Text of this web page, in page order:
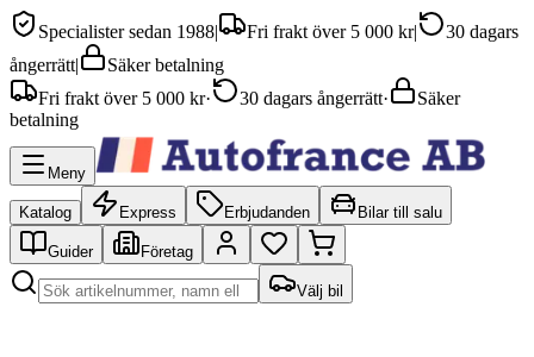
Specialister sedan 1988| Fri frakt över 5 000 kr|
30 dagars
ångerrätt|
Säker betalning
Fri frakt över 5 000 kr· 30 dagars ångerrätt·
Säker
betalning
Meny
Katalog Express Erbjudanden Bilar till salu
Guider Företag
Välj bil